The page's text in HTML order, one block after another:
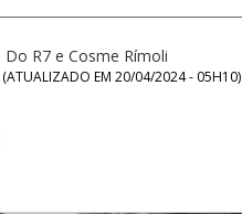
Do R7 e Cosme Rímoli
(ATUALIZADO EM 20/04/2024 - 05H10)